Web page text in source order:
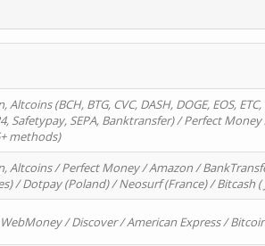
(BCH, BTG, CVC, DASH, DOGE, EOS,
Safetypay, SEPA, Banktransfer) / Perfect
methods)
Altcoins / Perfect Money / Amazon /
/ Dotpay (Poland) / Neosurf (France) / Bitcash
/ Discover / American Express /